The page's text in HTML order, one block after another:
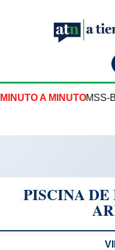
MINUTO A MINUTO
de Salud IMSS-
PISCINA DE